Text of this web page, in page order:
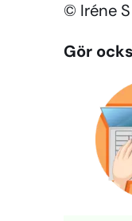
© Iréne
Gör